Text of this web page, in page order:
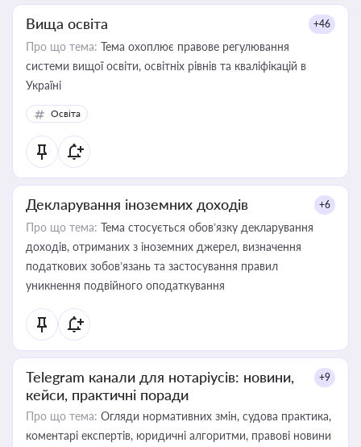
Вища освіта +46
Про що тема: Тема охоплює правове регулювання
системи вищої освіти, освітніх рівнів та кваліфікацій в
Україні
Освіта
Декларування іноземних доходів +6
Про що тема: Тема стосується обов’язку декларування
доходів, отриманих з іноземних джерел, визначення
податкових зобов’язань та застосування правил
уникнення подвійного оподаткування
Telegram канали для нотаріусів: новини,
кейси, практичні поради
+9
Про що тема: Огляди нормативних змін, судова практика,
коментарі експертів, юридичні алгоритми, правові новини